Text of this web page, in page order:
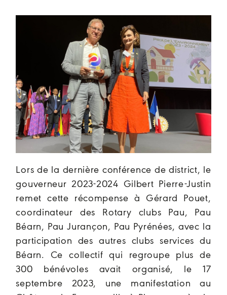
Lors de la dernière conférence de district, le
gouverneur 2023-2024 Gilbert Pierre-Justin
remet cette récompense à Gérard Pouet,
coordinateur des Rotary clubs Pau, Pau
Béarn, Pau Jurançon, Pau Pyrénées, avec la
participation des autres clubs services du
Béarn. Ce collectif qui regroupe plus de
300 bénévoles avait organisé, le 17
septembre 2023, une manifestation au